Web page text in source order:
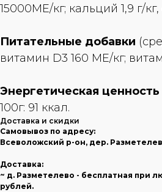
15000ME/кг; кальций 1,9 г/
Питательные добавки
витамин D3 160 МЕ/кг;
Энергетическая ценность
100г: 91 ккал.
Доставка и скидки
Самовывоз по адресу:
Всеволожский р-он, дер.
Доставка:
~ д. Разметелево - бесплатная при
рублей.